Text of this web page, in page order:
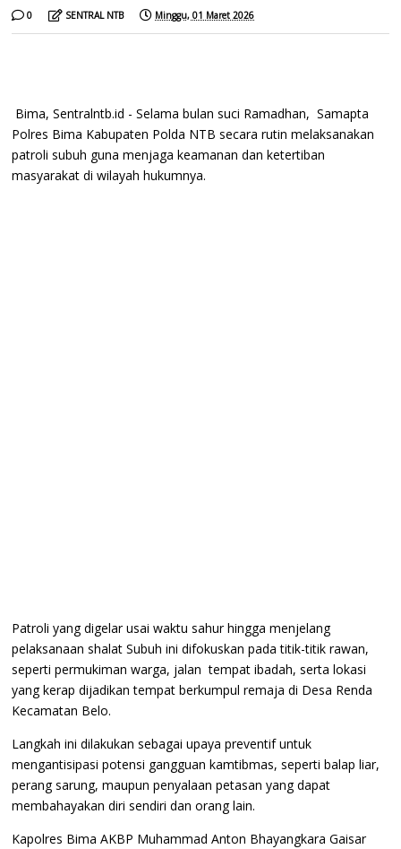
0 SENTRAL NTB Minggu, 01 Maret 2026
Bima, Sentralntb.id - Selama bulan suci Ramadhan, Samapta
Polres Bima Kabupaten Polda NTB secara rutin melaksanakan
patroli subuh guna menjaga keamanan dan ketertiban
masyarakat di wilayah hukumnya.
Patroli yang digelar usai waktu sahur hingga menjelang
pelaksanaan shalat Subuh ini difokuskan pada titik-titik rawan,
seperti permukiman warga, jalan tempat ibadah, serta lokasi
yang kerap dijadikan tempat berkumpul remaja di Desa Renda
Kecamatan Belo.
Langkah ini dilakukan sebagai upaya preventif untuk
mengantisipasi potensi gangguan kamtibmas, seperti balap liar,
perang sarung, maupun penyalaan petasan yang dapat
membahayakan diri sendiri dan orang lain.
Kapolres Bima AKBP Muhammad Anton Bhayangkara Gaisar